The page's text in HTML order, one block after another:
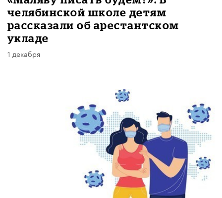
челябинской школе детям
рассказали об арестантском
укладе
1 декабря